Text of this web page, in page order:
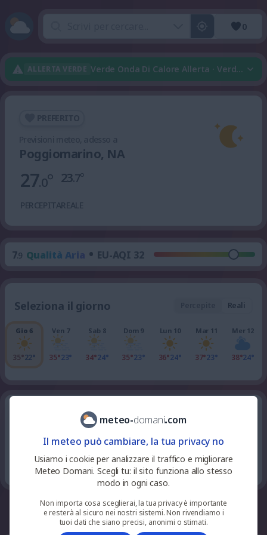
0
ALLERTA VERDE Verde Onda Di Calore Allerta · Verde
Poggiomarino, NA
27.0°
PERCEPITA
23.7°
REALE
7.9 Qualità Aria • EU-AQI 32
Seleziona il giorno Reali
Gio 6
35°22°
Ven 7
35°23°
Sab 8
34°24°
Dom 9
35°23°
Lun 10
36°24°
Mar 11
37°23°
Mer 12
38°24°
tutte le ore della giornata
26
0%
UV 0
pioggia
whatsapp facebook telegram
meteo-domani.com
Il meteo può cambiare, la tua privacy no
Usiamo i cookie per analizzare il traffico e migliorare
Meteo Domani. Scegli tu: il sito funziona allo stesso
modo in ogni caso.
Non importa cosa sceglierai, la tua privacy è importante
e resterà al sicuro nei nostri sistemi. Non rivendiamo i
tuoi dati che siano precisi, anonimi o stimati.